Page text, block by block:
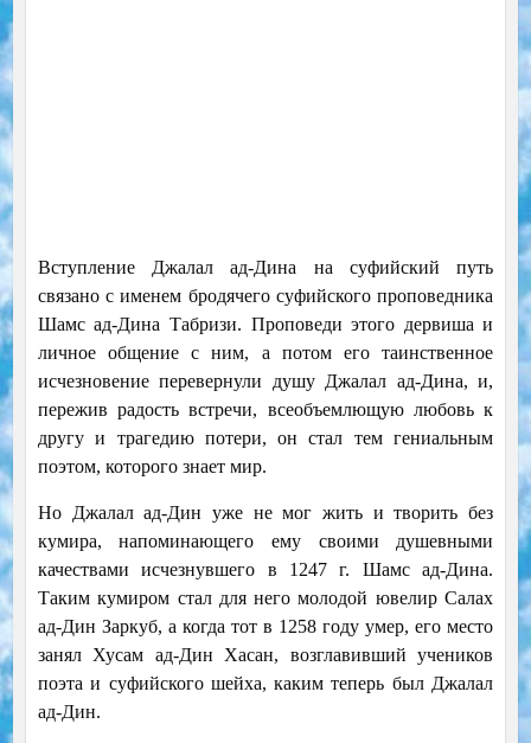
Вступление Джалал ад-Дина на суфийский путь
связано с именем бродячего суфийского проповедника
Шамс ад-Дина Табризи. Проповеди этого дервиша и
личное общение с ним, а потом его таинственное
исчезновение перевернули душу Джалал ад-Дина, и,
пережив радость встречи, всеобъемлющую любовь к
другу и трагедию потери, он стал тем гениальным
поэтом, которого знает мир.
Но Джалал ад-Дин уже не мог жить и творить без
кумира, напоминающего ему своими душевными
качествами исчезнувшего в 1247 г. Шамс ад-Дина.
Таким кумиром стал для него молодой ювелир Салах
ад-Дин Заркуб, а когда тот в 1258 году умер, его место
занял Хусам ад-Дин Хасан, возглавивший учеников
поэта и суфийского шейха, каким теперь был Джалал
ад-Дин.